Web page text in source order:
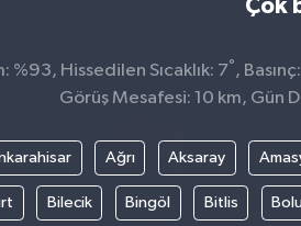
Çok
%93, Hissedilen Sıcaklık: 7° ,
Görüş Mesafesi: 10 km, Gün
Ağrı Aksaray
Bilecik Bingöl Bitlis